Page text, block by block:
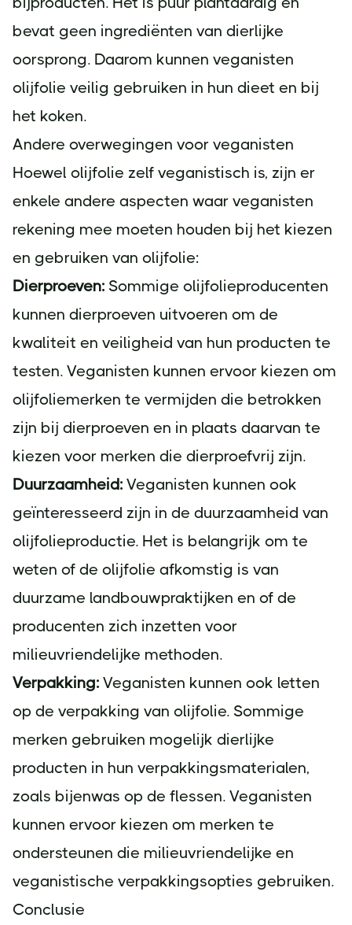
bevat geen ingrediënten van dierlijke
oorsprong. Daarom kunnen veganisten
olijfolie veilig gebruiken in hun dieet en bij
het koken.
Andere overwegingen voor veganisten
Hoewel olijfolie zelf veganistisch is, zijn er
enkele andere aspecten waar veganisten
rekening mee moeten houden bij het kiezen
en gebruiken van olijfolie:
Dierproeven: Sommige olijfolieproducenten
kunnen dierproeven uitvoeren om de
kwaliteit en veiligheid van hun producten te
testen. Veganisten kunnen ervoor kiezen om
olijfoliemerken te vermijden die betrokken
zijn bij dierproeven en in plaats daarvan te
kiezen voor merken die dierproefvrij zijn.
Duurzaamheid: Veganisten kunnen ook
geïnteresseerd zijn in de duurzaamheid van
olijfolieproductie. Het is belangrijk om te
weten of de olijfolie afkomstig is van
duurzame landbouwpraktijken en of de
producenten zich inzetten voor
milieuvriendelijke methoden.
Verpakking: Veganisten kunnen ook letten
op de verpakking van olijfolie. Sommige
merken gebruiken mogelijk dierlijke
producten in hun verpakkingsmaterialen,
zoals bijenwas op de flessen. Veganisten
kunnen ervoor kiezen om merken te
ondersteunen die milieuvriendelijke en
veganistische verpakkingsopties gebruiken.
Conclusie